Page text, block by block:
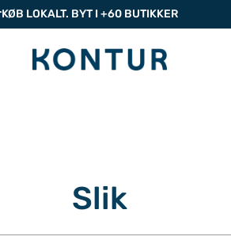
KØB LOKALT. BYT I +60 BUTIKKER
Slik